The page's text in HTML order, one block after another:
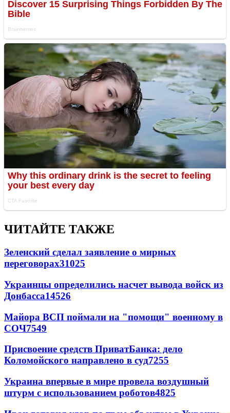
ЧИТАЙТЕ ТАКЖЕ
Зеленский сделал заявление о мирных
переговорах31025
Украинцы определились насчет вывода войск из
Донбасса14526
Майора ВСП поймали на "помощи" военному в
СОЧ7549
Присвоение средств ПриватБанка: дело
Коломойского направлено в суд7255
Украина впервые в мире провела воздушный
штурм с использованием роботов4825